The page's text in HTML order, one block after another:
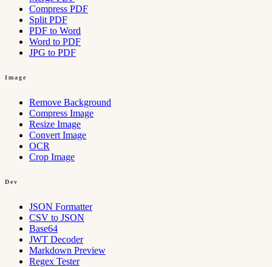
Compress PDF
Split PDF
PDF to Word
Word to PDF
JPG to PDF
Image
Remove Background
Compress Image
Resize Image
Convert Image
OCR
Crop Image
Dev
JSON Formatter
CSV to JSON
Base64
JWT Decoder
Markdown Preview
Regex Tester